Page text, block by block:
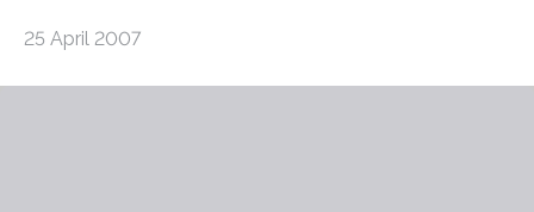
25 April 2007